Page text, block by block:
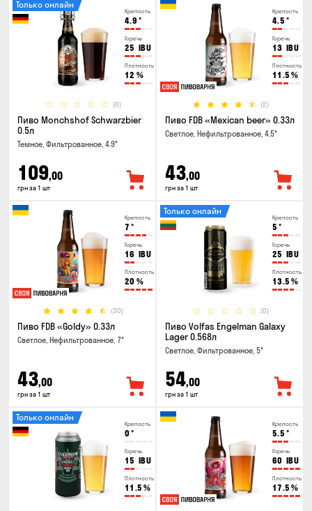
Крепость
4.9 °
Горечь
25 IBU
Плотность
12 %
(0)
Только онлайн
Пиво Monchshof Schwarzbier
0.5л
Темное, Фильтрованное, 4.9°
109,00
грн за 1 шт
Крепость
4.5 °
Горечь
13 IBU
Плотность
11.5 %
(2)
Пиво FDB «Mexican beer» 0.33л
Светлое, Нефильтрованное, 4.5°
43,00
грн за 1 шт
Крепость
7 °
Горечь
16 IBU
Плотность
20 %
(30)
Пиво FDB «Goldy» 0.33л
Светлое, Нефильтрованное, 7°
43,00
грн за 1 шт
Крепость
5 °
Горечь
25 IBU
Плотность
13.5 %
(0)
Только онлайн
Пиво Volfas Engelman Galaxy
Lager 0.568л
Светлое, Фильтрованное, 5°
54,00
грн за 1 шт
Крепость
0 °
Горечь
15 IBU
Плотность
11.5 %
Только онлайн
Крепость
5.5 °
Горечь
60 IBU
Плотность
17.5 %